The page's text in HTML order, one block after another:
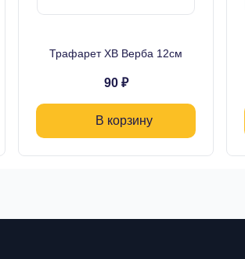
Трафарет ХВ Верба 12см
90 ₽
В корзину